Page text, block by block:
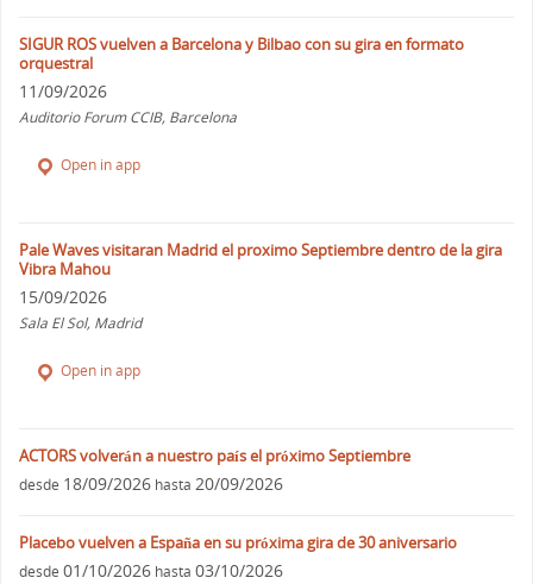
SIGUR ROS vuelven a Barcelona y Bilbao con su gira en formato
orquestral
11/09/2026
Auditorio Forum CCIB, Barcelona
Open in app
Pale Waves visitaran Madrid el proximo Septiembre dentro de la gira
Vibra Mahou
15/09/2026
Sala El Sol, Madrid
Open in app
ACTORS volverán a nuestro país el próximo Septiembre
desde 18/09/2026 hasta 20/09/2026
Placebo vuelven a España en su próxima gira de 30 aniversario
desde 01/10/2026 hasta 03/10/2026